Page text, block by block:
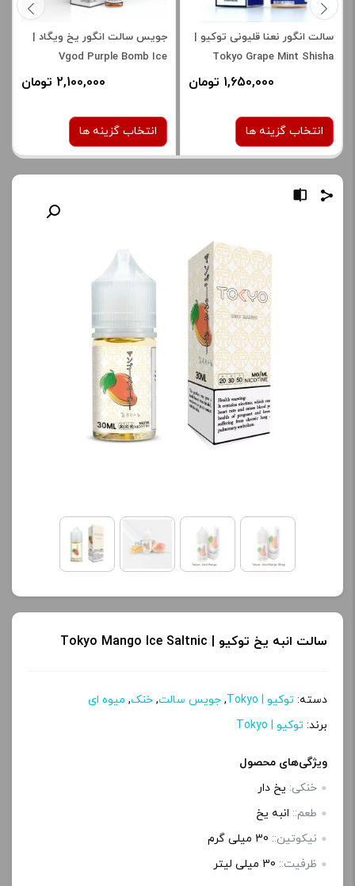
سالت انگور نعنا قلیونی توکیو |
Tokyo Grape Mint Shisha
1,650,000 تومان
انتخاب گزینه ها
برای فعال شدن سبد خرید و
نمایش قیمت ، گزینه های
محصول را از کادر بالا انتخاب
آخرین بروزرسانی
افزودن به سبد خرید
جویس سالت انگور یخ ویگاد |
Vgod Purple Bomb Ice
2,100,000 تومان
انتخاب گزینه ها
برای فعال شدن سبد خرید و
محصول را از کادر بالا انتخاب
کنید.
آخرین بروزرسانی
قیمت: 20 ساعت پیش
افزودن به سبد خرید
سالت انبه یخ توکیو | Tokyo Mango Ice Saltnic
دسته: توکیو | Tokyo , جویس سالت, خنک, میوه ای
برند: توکیو | Tokyo
ویژگی‌های محصول
خنکی: یخ دار
طعم:: انبه یخ
نیکوتین:: 30 میلی گرم
ظرفیت:: 30 میلی‌ لیتر